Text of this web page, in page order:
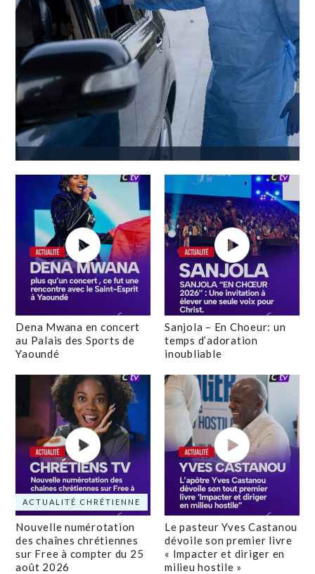
Dena Mwana en concert
au Palais des Sports de
Yaoundé
Sanjola – En Choeur: un
temps d’adoration
inoubliable
ACTUALITÉ CHRÉTIENNE
Nouvelle numérotation
des chaînes chrétiennes
sur Free à compter du 25
août 2026
Le pasteur Yves Castanou
dévoile son premier livre
« Impacter et diriger en
milieu hostile »